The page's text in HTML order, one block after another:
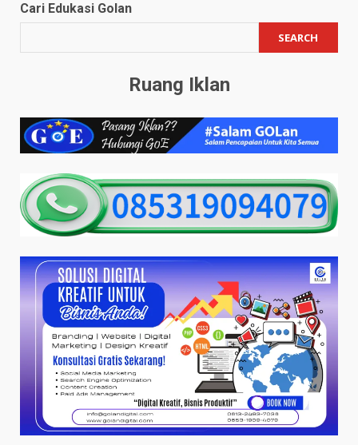
Cari Edukasi Golan
SEARCH
Ruang Iklan